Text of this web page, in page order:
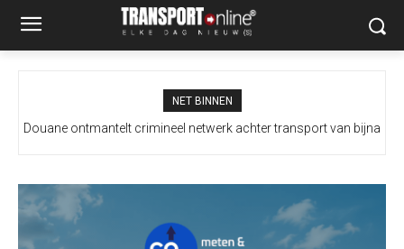
NET BINNEN
Douane ontmantelt crimineel netwerk achter transport van bijna